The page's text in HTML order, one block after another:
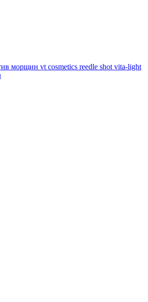
морщин vt cosmetics reedle shot vita-light